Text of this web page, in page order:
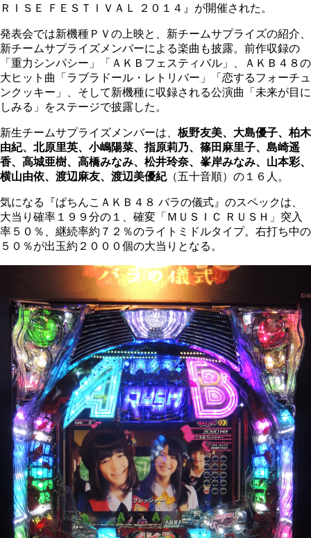
ＲＩＳＥ ＦＥＳＴＩＶＡＬ ２０１４』が開催された。
発表会では新機種ＰＶの上映と、新チームサプライズの紹介、
新チームサプライズメンバーによる楽曲も披露。前作収録の
「重力シンパシー」「ＡＫＢフェスティバル」、ＡＫＢ４８の
大ヒット曲「ラブラドール・レトリバー」「恋するフォーチュ
ンクッキー」、そして新機種に収録される公演曲「未来が目に
しみる」をステージで披露した。
新生チームサプライズメンバーは、 板野友美、大島優子、柏木
由紀、北原里英、小嶋陽菜、指原莉乃、篠田麻里子、島崎遥
香、高城亜樹、高橋みなみ、松井玲奈、峯岸みなみ、山本彩、
横山由依、渡辺麻友、渡辺美優紀（五十音順）の１６人。
気になる『ぱちんこＡＫＢ４８ バラの儀式』のスペックは、
大当り確率１９９分の１、確変「ＭＵＳＩＣ ＲＵＳＨ」突入
率５０％、継続率約７２％のライトミドルタイプ。右打ち中の
５０％が出玉約２０００個の大当りとなる。